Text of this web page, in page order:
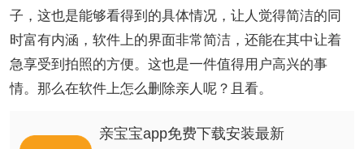
子，这也是能够看得到的具体情况，让人觉得简洁的同
时富有内涵，软件上的界面非常简洁，还能在其中让着
急享受到拍照的方便。这也是一件值得用户高兴的事
情。那么在软件上怎么删除亲人呢？且看。
亲宝宝app免费下载安装最新